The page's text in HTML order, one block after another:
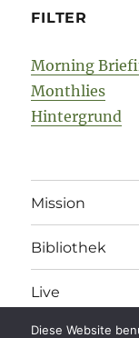
FILTER
Morning
Monthlies
Hintergrund
Mission
Bibliothek
Live
Diese Website